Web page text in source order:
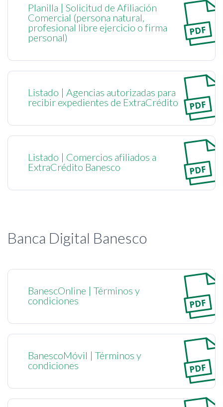
Planilla | Solicitud de Afiliación
Comercial (persona natural,
profesional libre ejercicio o firma
personal)
Listado | Agencias autorizadas para
recibir expedientes de ExtraCrédito
Listado | Comercios afiliados a
ExtraCrédito Banesco
Banca Digital Banesco
BanescOnline | Términos y
condiciones
BanescoMóvil | Términos y
condiciones